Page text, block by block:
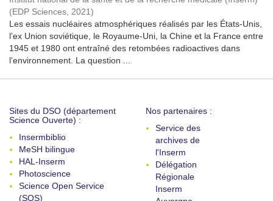
(EDP Sciences, 2021)
Les essais nucléaires atmosphériques réalisés par les États-Unis,
l’ex Union soviétique, le Royaume-Uni, la Chine et la France entre
1945 et 1980 ont entraîné des retombées radioactives dans
l’environnement. La question ...
Sites du DSO (département
Science Ouverte) :
Insermbiblio
MeSH bilingue
HAL-Inserm
Photoscience
Science Open Service
(SOS)
Nos partenaires :
Service des
archives de
l'Inserm
Délégation
Régionale
Inserm